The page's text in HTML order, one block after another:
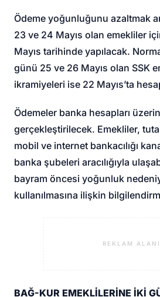
Ödeme yoğunluğunu azaltmak
23 ve 24 Mayıs olan emekliler
Mayıs tarihinde yapılacak.
günü 25 ve 26 Mayıs olan SSK
ikramiyeleri ise 22 Mayıs’ta
Ödemeler banka hesapları
gerçekleştirilecek. Emekliler,
mobil ve internet bankacılığı
banka şubeleri aracılığıyla
bayram öncesi yoğunluk
kullanılmasına ilişkin
REKLAM ALANI
BAĞ-KUR EMEKLİLERİNE İKİ